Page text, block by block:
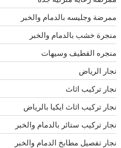
ممرضة وجليسه بالدمام والخبر
منجرة خشب بالدمام والخبر
منجره القطيف وسيهات
نجار الرياض
نجار تركيب اثاث
نجار تركيب اثاث ايكيا بالرياض
نجار تركيب ستائر بالدمام والخبر
نجار تفصيل مطابخ الدمام والخبر